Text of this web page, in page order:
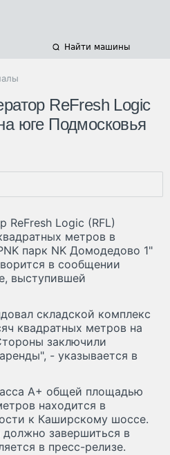
Найти машины
ReFresh Logic
юге Подмосковья
ReFresh Logic (RFL)
метров в
парк NK Домодедово 1"
в сообщении
выступившей
складской комплекс
квадратных метров на
заключили
- указывается в
A+ общей площадью
находится в
к Каширскому шоссе.
завершиться в
в пресс-релизе.